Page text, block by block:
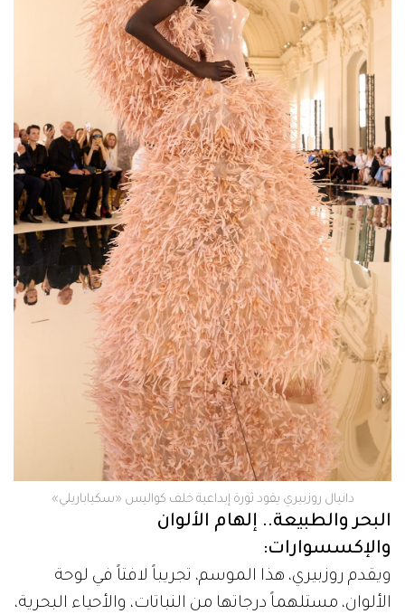
دانيال روزبيري يقود ثورة إبداعية خلف كواليس «سكياباريلي»
البحر والطبيعة.. إلهام الألوان
والإكسسوارات:
ويقدم روزبيري، هذا الموسم، تجريباً لافتاً في لوحة
الألوان، مستلهماً درجاتها من النباتات، والأحياء البحرية،